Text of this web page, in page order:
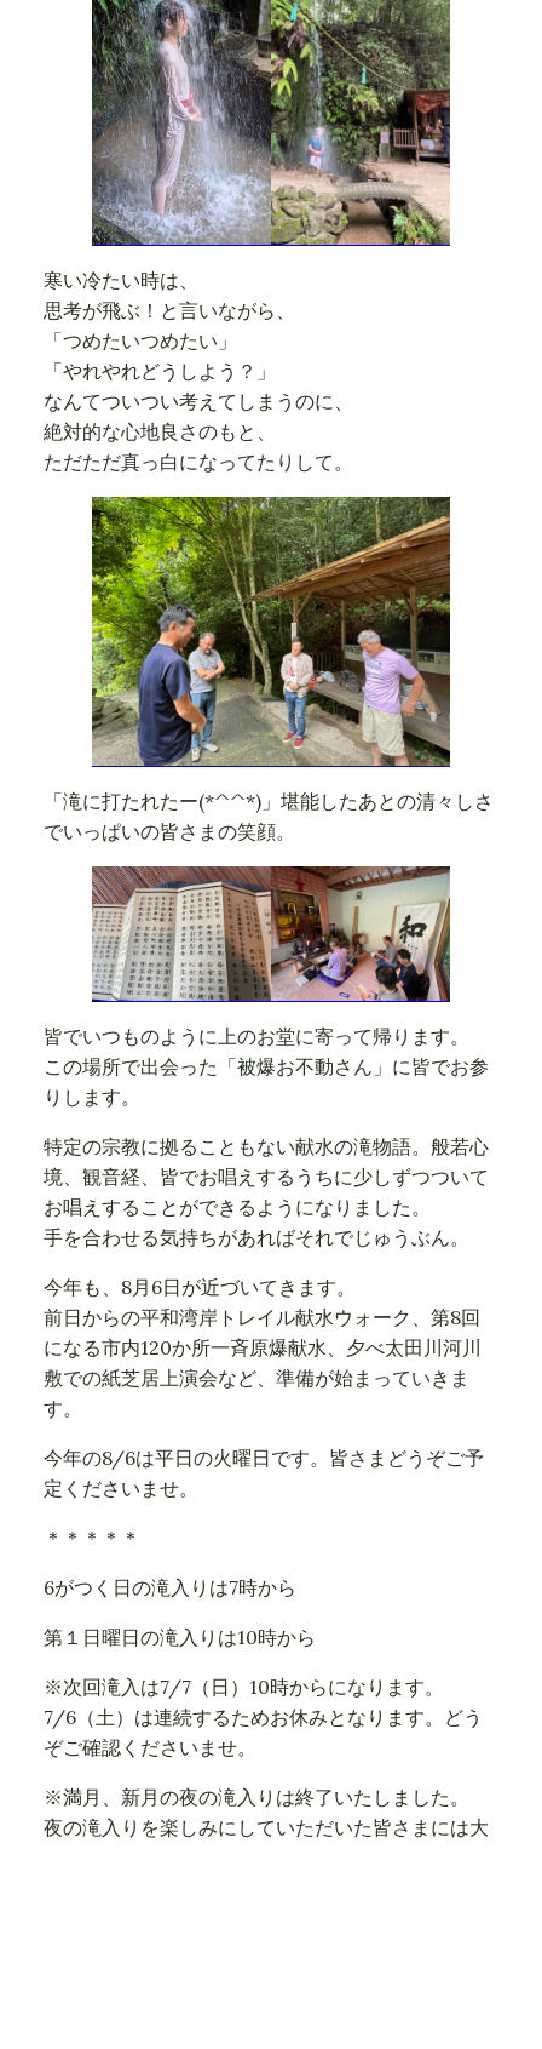
寒い冷たい時は、
思考が飛ぶ！と言いながら、
「つめたいつめたい」
「やれやれどうしよう？」
なんてついつい考えてしまうのに、
絶対的な心地良さのもと、
ただただ真っ白になってたりして。
「滝に打たれたー(*^^*)」堪能したあとの清々しさ
でいっぱいの皆さまの笑顔。
皆でいつものように上のお堂に寄って帰ります。
この場所で出会った「被爆お不動さん」に皆でお参
りします。
特定の宗教に拠ることもない献水の滝物語。般若心
境、観音経、皆でお唱えするうちに少しずつついて
お唱えすることができるようになりました。
手を合わせる気持ちがあればそれでじゅうぶん。
今年も、8月6日が近づいてきます。
前日からの平和湾岸トレイル献水ウォーク、第8回
になる市内120か所一斉原爆献水、夕べ太田川河川
敷での紙芝居上演会など、準備が始まっていきま
す。
今年の8/6は平日の火曜日です。皆さまどうぞご予
定くださいませ。
＊＊＊＊＊
6がつく日の滝入りは7時から
第１日曜日の滝入りは10時から
※次回滝入は7/7（日）10時からになります。
7/6（土）は連続するためお休みとなります。どう
ぞご確認くださいませ。
※満月、新月の夜の滝入りは終了いたしました。
夜の滝入りを楽しみにしていただいた皆さまには大